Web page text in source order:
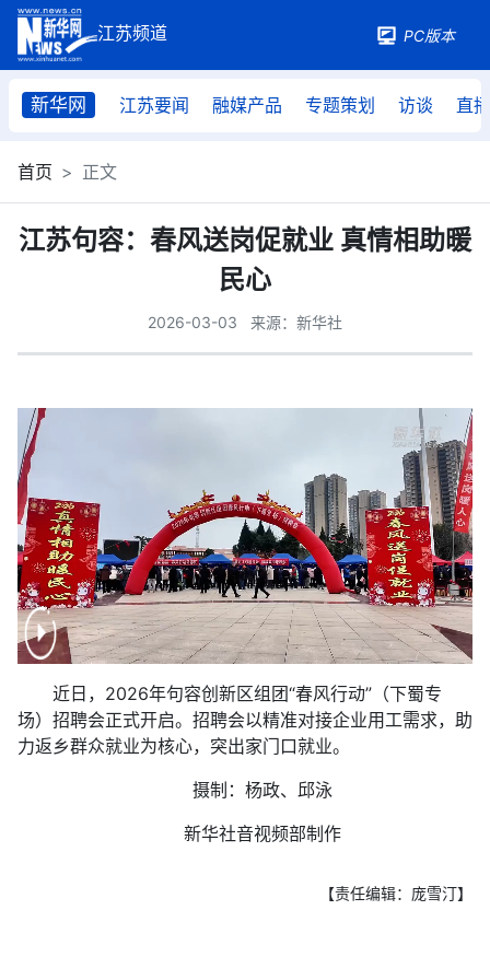
PC版本
新华网 江苏要闻 融媒产品 专题策划 访谈 直播
首页 正文
江苏句容：春风送岗促就业 真情相助暖
民心
2026-03-03 来源：新华社
近日，2026年句容创新区组团“春风行动”（下蜀专
场）招聘会正式开启。招聘会以精准对接企业用工需求，助
力返乡群众就业为核心，突出家门口就业。
摄制：杨政、邱泳
新华社音视频部制作
【责任编辑：庞雪汀】